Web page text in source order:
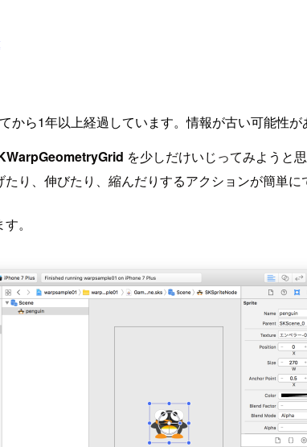
から1年以上経過しています。情報が古い可能性が
を少しだけいじってみようと思
り、伸びたり、縮んだりするアクションが簡単に
。